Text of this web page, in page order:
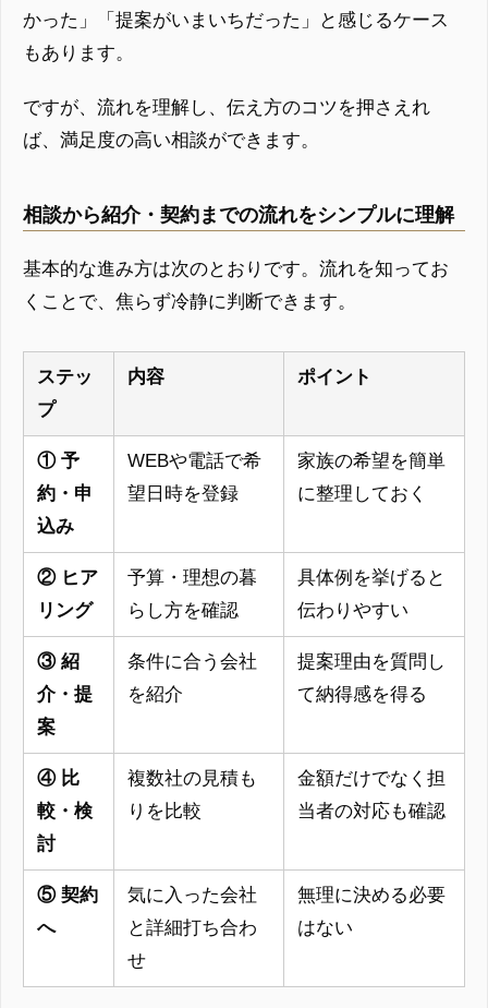
かった」「提案がいまいちだった」と感じるケース
もあります。
ですが、流れを理解し、伝え方のコツを押さえれ
ば、満足度の高い相談ができます。
相談から紹介・契約までの流れをシンプルに理解
基本的な進み方は次のとおりです。流れを知ってお
くことで、焦らず冷静に判断できます。
ステッ
プ
内容 ポイント
① 予
約・申
込み
WEBや電話で希
望日時を登録
家族の希望を簡単
に整理しておく
② ヒア
リング
予算・理想の暮
らし方を確認
具体例を挙げると
伝わりやすい
③ 紹
介・提
案
条件に合う会社
を紹介
提案理由を質問し
て納得感を得る
④ 比
較・検
討
複数社の見積も
りを比較
金額だけでなく担
当者の対応も確認
⑤ 契約
へ
気に入った会社
と詳細打ち合わ
せ
無理に決める必要
はない